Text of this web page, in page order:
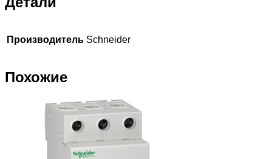
Производитель Schneider
Похожие